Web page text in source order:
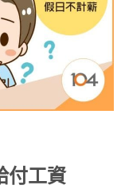
付工資